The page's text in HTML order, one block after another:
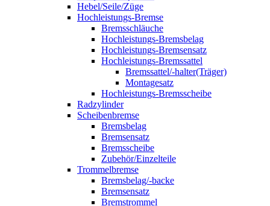
Hebel/Seile/Züge
Hochleistungs-Bremse
Bremsschläuche
Hochleistungs-Bremsbelag
Hochleistungs-Bremsensatz
Hochleistungs-Bremssattel
Bremssattel/-halter(Träger)
Montagesatz
Hochleistungs-Bremsscheibe
Radzylinder
Scheibenbremse
Bremsbelag
Bremsensatz
Bremsscheibe
Zubehör/Einzelteile
Trommelbremse
Bremsbelag/-backe
Bremsensatz
Bremstrommel